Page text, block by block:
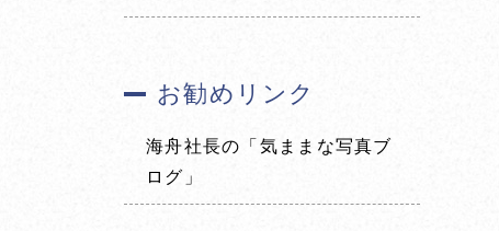
お勧めリンク
海舟社長の「気ままな写真ブ
ログ」